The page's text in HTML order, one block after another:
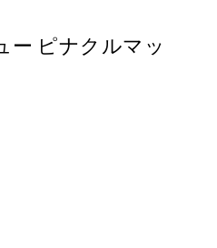
ー ピナクルマッ